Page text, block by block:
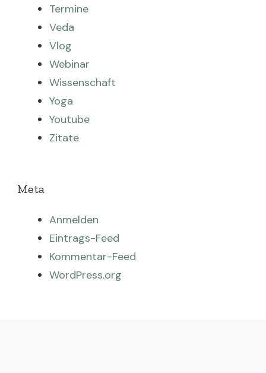
Termine
Veda
Vlog
Webinar
Wissenschaft
Yoga
Youtube
Zitate
Meta
Anmelden
Eintrags-Feed
Kommentar-Feed
WordPress.org